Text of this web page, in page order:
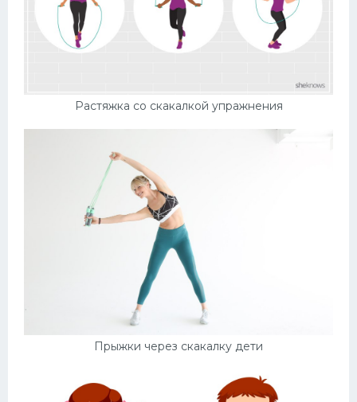
Растяжка со скакалкой упражнения
Прыжки через скакалку дети